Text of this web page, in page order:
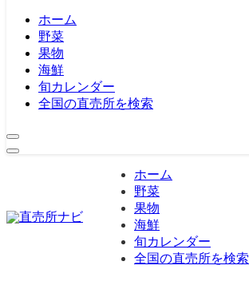
ホーム
野菜
果物
海鮮
旬カレンダー
全国の直売所を検索
ホーム
野菜
果物
海鮮
旬カレンダー
全国の直売所を検索